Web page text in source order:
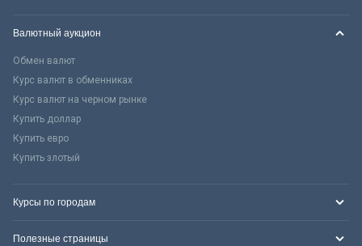
Валютный аукцион
Обмен валют
Курс валют в обменниках
Курс валют на черном рынке
Купить доллар
Купить евро
Купить злотый
Курсы по городам
Полезные страницы